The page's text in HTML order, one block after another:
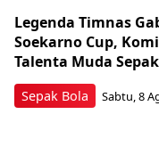
Sepak Bola
Legenda Timnas
Soekarno Cup,
Talenta Muda
Sabtu, 8